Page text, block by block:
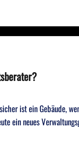
ist ein Gebäude,
ein neues